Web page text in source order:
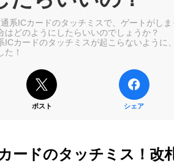
系ICカードのタッチミスで、ゲートがし
はどのようにしたらいいのでしょうか？
ICカードのタッチミスが起こらないように
た！
ポスト シェア
ードのタッチミス！改